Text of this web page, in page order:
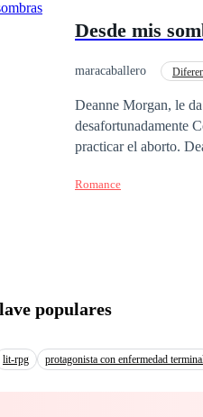
Desde mis
maracaballero
Deanne Morgan, le
desafortunadamente
practicar el aborto.
ciudad. Un día Ellen,
Romance
populares
lit-rpg protagonista con enfermedad